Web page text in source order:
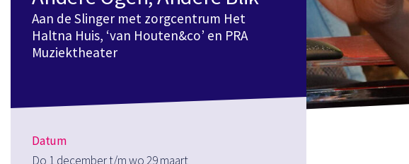
Aan de Slinger met zorgcentrum Het
Haltna Huis, ‘van Houten&co’ en PRA
Muziektheater
Datum
Do 1 december t/m wo 29 maart